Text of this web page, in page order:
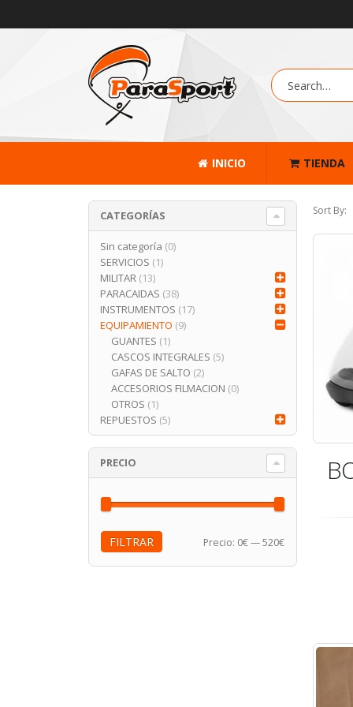
INICIO TIENDA
Sort By:
CATEGORÍAS
Sin categoría (0)
SERVICIOS (1)
MILITAR (13)
PARACAIDAS (38)
INSTRUMENTOS (17)
EQUIPAMIENTO (9)
GUANTES (1)
CASCOS INTEGRALES (5)
GAFAS DE SALTO (2)
ACCESORIOS FILMACION (0)
OTROS (1)
REPUESTOS (5)
PRECIO
FILTRAR Precio: 0€—520€